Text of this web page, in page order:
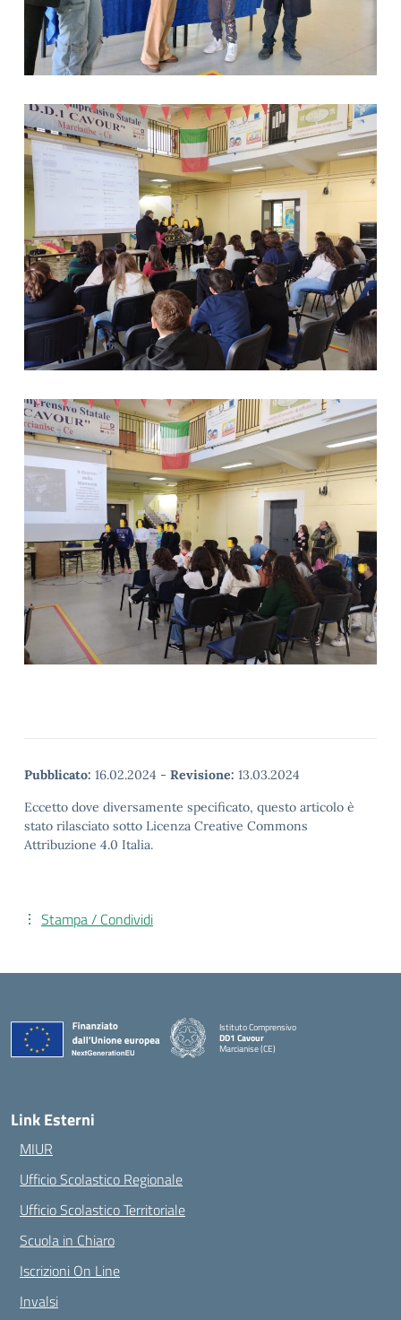
Pubblicato: 16.02.2024 - Revisione: 13.03.2024
Eccetto dove diversamente specificato, questo articolo è
stato rilasciato sotto Licenza Creative Commons
Attribuzione 4.0 Italia.
Stampa / Condividi
Istituto Comprensivo
DD1 Cavour
Marcianise (CE)
Link Esterni
MIUR
Ufficio Scolastico Regionale
Ufficio Scolastico Territoriale
Scuola in Chiaro
Iscrizioni On Line
Invalsi